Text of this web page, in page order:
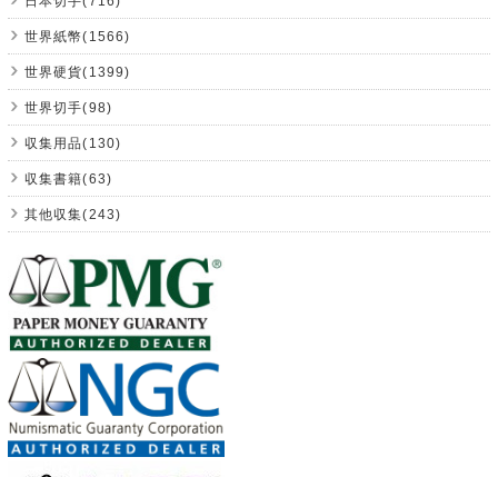
世界紙幣(1566)
世界硬貨(1399)
世界切手(98)
収集用品(130)
収集書籍(63)
其他収集(243)